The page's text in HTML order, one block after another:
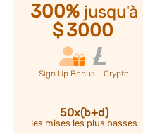
300%jusqu'à
$3000
Sign Up Bonus - Crypto
50x(b+d)
les mises les plus basses